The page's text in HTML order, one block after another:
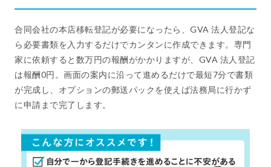
合同会社の本店移転登記が必要になったら、GVA 法人登記な
ら必要書類を入力するだけでカンタンに作成できます。専門
家に依頼すると数万円の報酬がかかりますが、GVA 法人登記
は報酬0円。画面の案内に沿って進めるだけで最短7分で書類
が完成し、オプションの郵送パックを使えば法務局に行かず
に申請まで完了します。